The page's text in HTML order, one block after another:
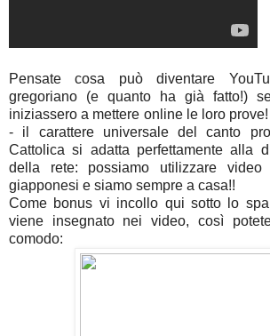
Pensate cosa può diventare
gregoriano (e quanto ha già fatto!)
iniziassero a mettere online le loro
- il carattere universale del canto
Cattolica si adatta perfettamente alla
della rete: possiamo utilizzare video
giapponesi e siamo sempre a casa!!
Come bonus vi incollo qui sotto lo
viene insegnato nei video, così
comodo: